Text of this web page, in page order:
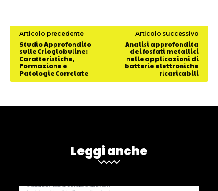
Articolo precedente
Studio Approfondito
sulle Crioglobuline:
Caratteristiche,
Formazione e
Patologie Correlate
Articolo successivo
Analisi approfondita
dei fosfati metallici
nelle applicazioni di
batterie elettroniche
ricaricabili
Leggi anche